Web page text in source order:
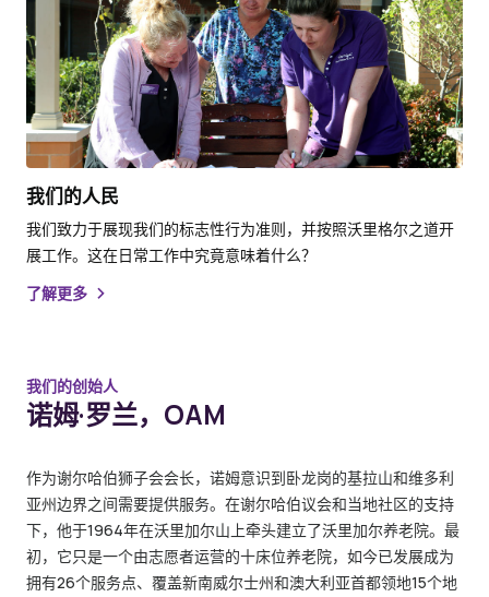
我们的人民
我们致力于展现我们的标志性行为准则，并按照沃里格尔之道开
展工作。这在日常工作中究竟意味着什么？
了解更多
我们的创始人
诺姆·罗兰，OAM
作为谢尔哈伯狮子会会长，诺姆意识到卧龙岗的基拉山和维多利
亚州边界之间需要提供服务。在谢尔哈伯议会和当地社区的支持
下，他于1964年在沃里加尔山上牵头建立了沃里加尔养老院。最
初，它只是一个由志愿者运营的十床位养老院，如今已发展成为
拥有26个服务点、覆盖新南威尔士州和澳大利亚首都领地15个地